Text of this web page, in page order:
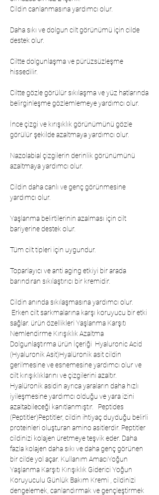
Cildin canlanmasına yardımcı olur.
Daha sıkı ve dolgun cilt görünümü için cilde
destek olur.
Ciltte dolgunlaşma ve pürüzsüzleşme
hissedilir.
Ciltte gözle görülür sıkılaşma ve yüz hatlarında
belirginleşme gözlemlemeye yardımcı olur.
İnce çizgi ve kırışıklık görünümünü gözle
görülür şekilde azaltmaya yardımcı olur.
Nazolabial çizgilerin derinlik görünümünü
azaltmaya yardımcı olur.
Cildin daha canlı ve genç görünmesine
yardımcı olur.
Yaşlanma belirtilerinin azalması için cilt
bariyerine destek olur.
Tüm cilt tipleri için uygundur.
Toparlayıcı ve anti aging etkiyi bir arada
barındıran sıkılaştırıcı bir kremidir.
Cildin anında sıkılaşmasına yardımcı olur.
sağlar. ürün özellikleri Yaşlanma Karşıtı
Nemlendirme Kırışıklık Azaltma
Dolgunlaştırma ürün İçeriği  Hyaluronic Acid
(Hyaluronik Asit)Hyalüronik asit cildin
gerilmesine ve esnemesine yardımcı olur ve
cilt kırışıklıklarını ve çizgilerini azaltır.
Hyalüronik asidin ayrıca yaraların daha hızlı
iyileşmesine yardımcı olduğu ve yara izini
azaltabileceği kanıtlanmıştır.   Peptides
(Peptitler)Peptitler, cildin ihtiyaç duyduğu belirli
proteinleri oluşturan amino asitlerdir. Peptitler
cildinizi kolajen üretmeye teşvik eder. Daha
fazla kolajen daha sıkı ve daha genç görünen
bir cilde yol açar. Kullanım AmacıYoğun
Yaşlanma Karşıtı Kırışıklık Giderici Yoğun
Koruyuculu Günlük Bakım Kremi , cildinizi
dengelemek, canlandırmak ve gençleştirmek